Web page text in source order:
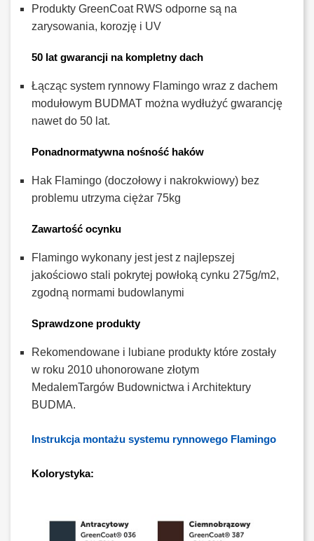
Produkty GreenCoat RWS odporne są na
zarysowania, korozję i UV
50 lat gwarancji na kompletny dach
Łącząc system rynnowy Flamingo wraz z dachem
modułowym BUDMAT można wydłużyć gwarancję
nawet do 50 lat.
Ponadnormatywna nośność haków
Hak Flamingo (doczołowy i nakrokwiowy) bez
problemu utrzyma ciężar 75kg
Zawartość ocynku
Flamingo wykonany jest jest z najlepszej
jakościowo stali pokrytej powłoką cynku 275g/m2,
zgodną normami budowlanymi
Sprawdzone produkty
Rekomendowane i lubiane produkty które zostały
w roku 2010 uhonorowane złotym
MedalemTargów Budownictwa i Architektury
BUDMA.
Instrukcja montażu systemu rynnowego Flamingo
Kolorystyka: